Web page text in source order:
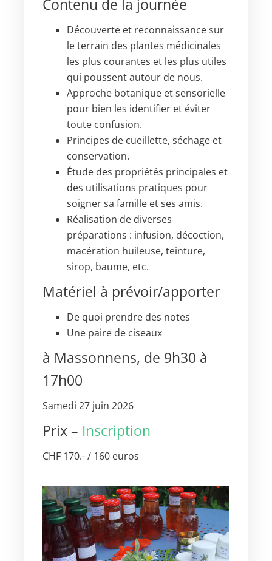
Contenu de la journée
Découverte et reconnaissance sur
le terrain des plantes médicinales
les plus courantes et les plus utiles
qui poussent autour de nous.
Approche botanique et sensorielle
pour bien les identifier et éviter
toute confusion.
Principes de cueillette, séchage et
conservation.
Étude des propriétés principales et
des utilisations pratiques pour
soigner sa famille et ses amis.
Réalisation de diverses
préparations : infusion, décoction,
macération huileuse, teinture,
sirop, baume, etc.
Matériel à prévoir/apporter
De quoi prendre des notes
Une paire de ciseaux
à Massonnens, de 9h30 à
17h00
Samedi 27 juin 2026
Prix – Inscription
CHF 170.- / 160 euros